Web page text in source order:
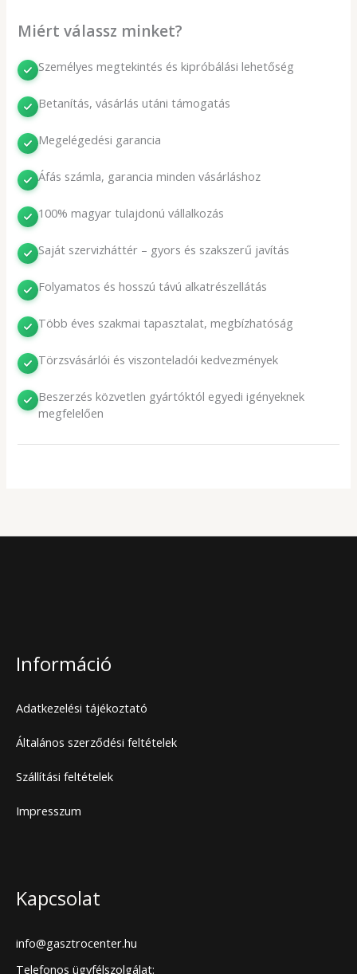
Miért válassz minket?
Személyes megtekintés és kipróbálási lehetőség
Betanítás, vásárlás utáni támogatás
Megelégedési garancia
Áfás számla, garancia minden vásárláshoz
100% magyar tulajdonú vállalkozás
Saját szervizháttér – gyors és szakszerű javítás
Folyamatos és hosszú távú alkatrészellátás
Több éves szakmai tapasztalat, megbízhatóság
Törzsvásárlói és viszonteladói kedvezmények
Beszerzés közvetlen gyártóktól egyedi igényeknek
megfelelően
Információ
Adatkezelési tájékoztató
Általános szerződési feltételek
Szállítási feltételek
Impresszum
Kapcsolat
info@gasztrocenter.hu
Telefonos ügyfélszolgálat: